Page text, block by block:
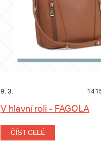
9. 3.
V hlavní roli - FAGOLA
ČÍST CELÉ